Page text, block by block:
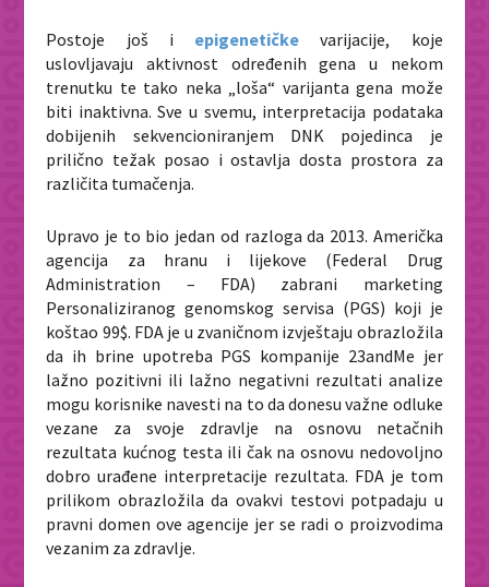
Postoje još i epigenetičke varijacije, koje
uslovljavaju aktivnost određenih gena u nekom
trenutku te tako neka „loša“ varijanta gena može
biti inaktivna. Sve u svemu, interpretacija podataka
dobijenih sekvencioniranjem DNK pojedinca je
prilično težak posao i ostavlja dosta prostora za
različita tumačenja.
Upravo je to bio jedan od razloga da 2013. Američka
agencija za hranu i lijekove (Federal Drug
Administration – FDA) zabrani marketing
Personaliziranog genomskog servisa (PGS) koji je
koštao 99$. FDA je u zvaničnom izvještaju obrazložila
da ih brine upotreba PGS kompanije 23andMe jer
lažno pozitivni ili lažno negativni rezultati analize
mogu korisnike navesti na to da donesu važne odluke
vezane za svoje zdravlje na osnovu netačnih
rezultata kućnog testa ili čak na osnovu nedovoljno
dobro urađene interpretacije rezultata. FDA je tom
prilikom obrazložila da ovakvi testovi potpadaju u
pravni domen ove agencije jer se radi o proizvodima
vezanim za zdravlje.